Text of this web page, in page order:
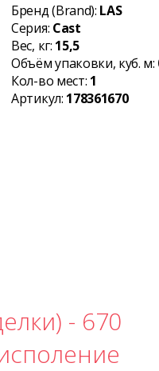
Бренд (Brand): LAS
Серия: Cast
Вес, кг: 15,5
Объём упаковки, куб. м:
Кол-во мест: 1
Артикул: 178361670
- 670